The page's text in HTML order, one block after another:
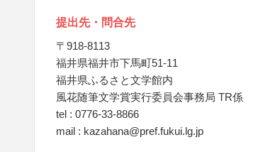
提出先・問合先
〒918-8113
福井県福井市下馬町51-11
福井県ふるさと文学館内
風花随筆文学賞実行委員会事務局 TR係
tel : 0776-33-8866
mail : kazahana@pref.fukui.lg.jp